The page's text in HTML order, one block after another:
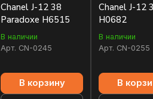
Chanel J-12 38
Paradoxe H6515
В наличии
Арт. CN-0245
В корзину
Chanel J-12
H0682
В наличии
Арт. CN-0255
В